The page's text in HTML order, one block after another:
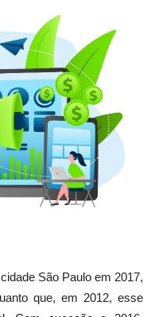
São Paulo em 2017,
que, em 2012, esse